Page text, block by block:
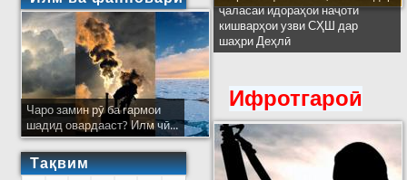
Чаро замин рӯ ба гармои
шадид овардааст? Илм чӣ...
Тақвим
ҷаласаи идораҳои наҷоти
кишварҳои узви СҲШ дар
шаҳри Деҳлӣ
Ифротгароӣ